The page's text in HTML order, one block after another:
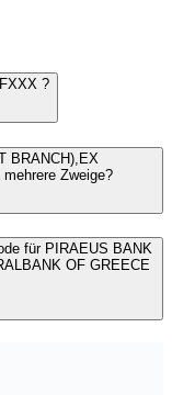
?
BRANCH),EX
Zweige?
für PIRAEUS BANK
OF GREECE